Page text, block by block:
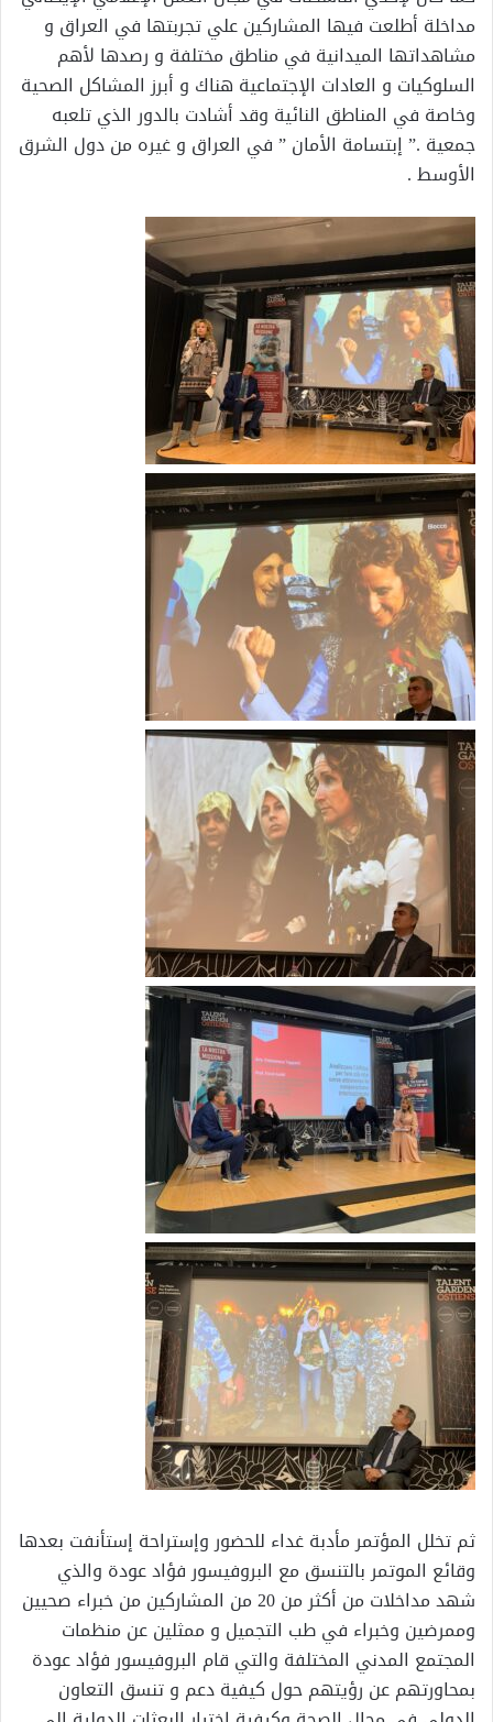
مداخلة أطلعت فيها المشاركين علي تجربتها في العراق و
مشاهداتها الميدانية في مناطق مختلفة و رصدها لأهم
السلوكيات و العادات الإجتماعية هناك و أبرز المشاكل الصحية
وخاصة في المناطق النائية وقد أشادت بالدور الذي تلعبه
جمعية .” إبتسامة الأمان ” في العراق و غيره من دول الشرق
الأوسط .
ثم تخلل المؤتمر مأدبة غداء للحضور وإستراحة إستأنفت بعدها
وقائع الموتمر بالتنسق مع البروفيسور فؤاد عودة والذي
شهد مداخلات من أكثر من 20 من المشاركين من خبراء صحيين
وممرضين وخبراء في طب التجميل و ممثلين عن منظمات
المجتمع المدني المختلفة والتي قام البروفيسور فؤاد عودة
بمحاورتهم عن رؤيتهم حول كيفية دعم و تنسق التعاون